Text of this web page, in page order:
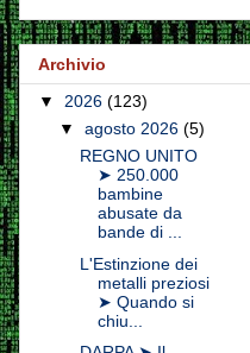
Archivio
▼ 2026 (123)
▼ agosto 2026 (5)
REGNO UNITO
➤ 250.000
bambine
abusate da
bande di ...
L'Estinzione dei
metalli preziosi
➤ Quando si
chiu...